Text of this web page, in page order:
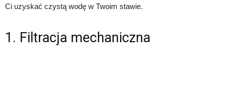
Ci uzyskać czystą wodę w Twoim stawie.
1. Filtracja mechaniczna